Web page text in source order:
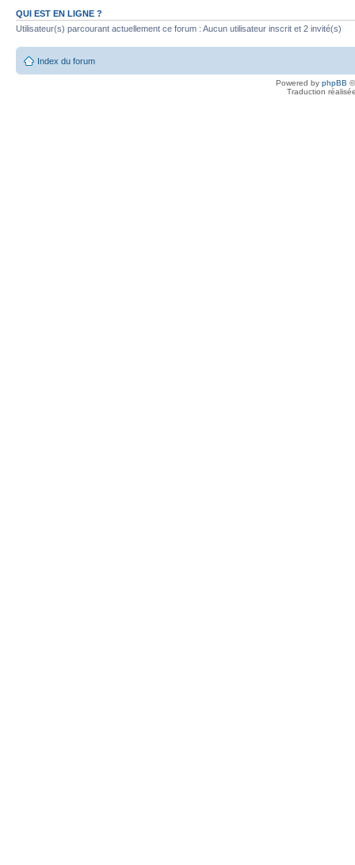
QUI EST EN LIGNE ?
Utilisateur(s) parcourant actuellement ce forum : Aucun utilisateur inscrit et 2 invité(s)
Index du forum
Powered by phpBB
Traduction